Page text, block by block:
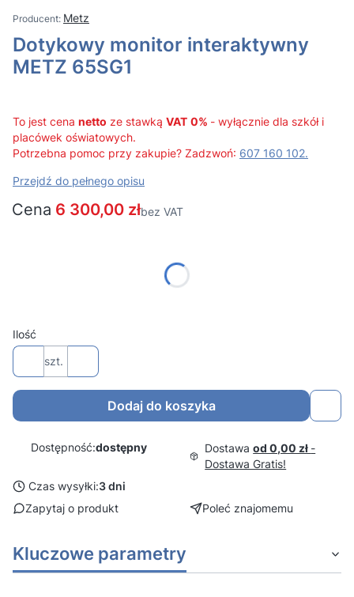
Metz
Dotykowy monitor interaktywny
METZ 65SG1
To jest cena netto ze stawką VAT 0% - wyłącznie dla szkół i
placówek oświatowych.
Potrzebna pomoc przy zakupie? Zadzwoń: 607 160 102.
Przejdź do pełnego opisu
Cena 6 300,00 złbez VAT
0% VAT Szkoły i placówki oświatowe RSPO (*)
Ilość
szt.
Dodaj do koszyka
Dostępność:dostępny Dostawaod 0,00 zł -
Dostawa Gratis!
Czas wysyłki:3 dni
Zapytaj o produkt
Poleć znajomemu
Kluczowe parametry